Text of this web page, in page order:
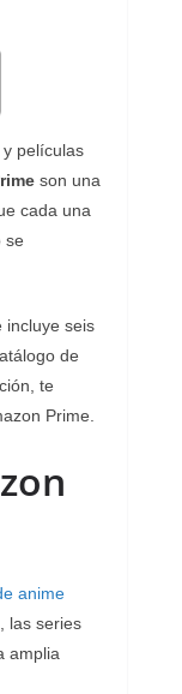
películas
son una
cada una
se
incluye seis
de
te
Prime.
anime
las series
amplia